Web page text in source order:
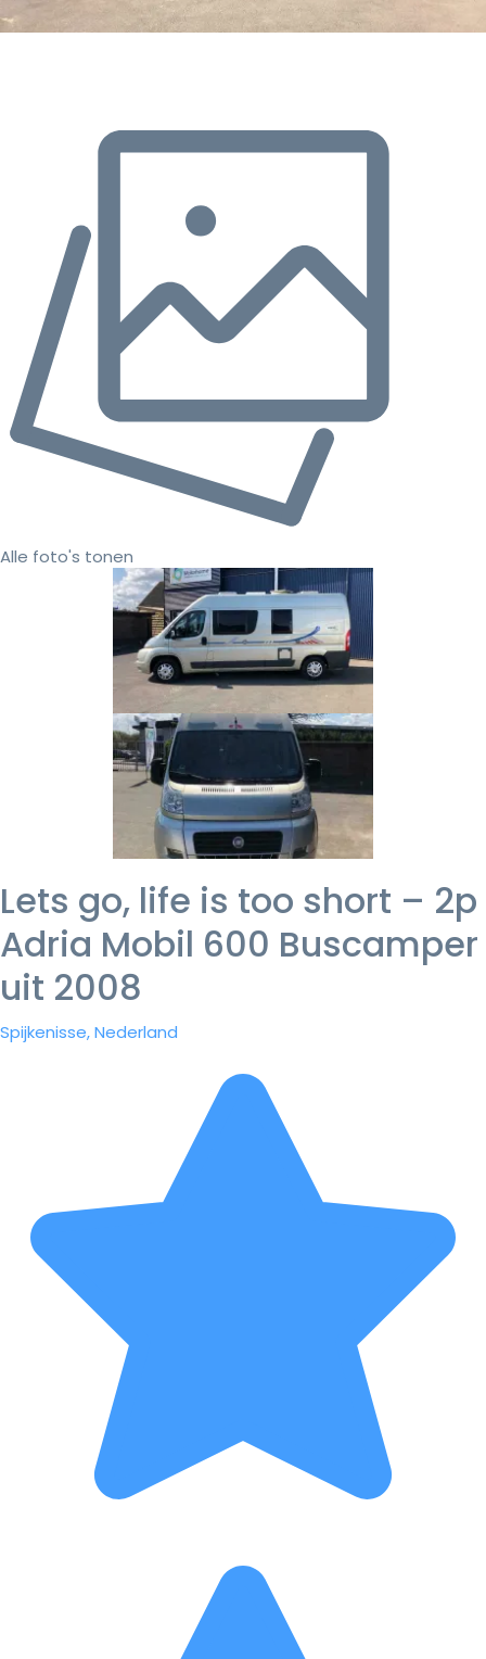
Alle foto's tonen
Lets go, life is too short – 2p
Adria Mobil 600 Buscamper
uit 2008
Spijkenisse, Nederland